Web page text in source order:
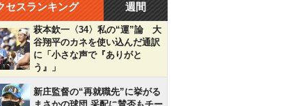
セスランキング 週間
萩本欽一〈34〉私の“運”論 大
谷翔平のカネを使い込んだ通訳
に「小さな声で『ありがと
う』」
新庄監督の“再就職先”に挙がる